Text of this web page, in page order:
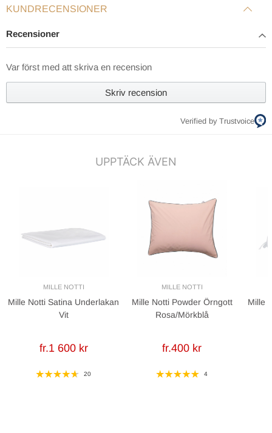
KUNDRECENSIONER
Recensioner
Var först med att skriva en recension
Skriv recension
Verified by Trustvoice
UPPTÄCK ÄVEN
MILLE NOTTI
Mille Notti Satina Underlakan
Vit
fr.1 600 kr
20
MILLE NOTTI
Mille Notti Powder Örngott
Rosa/Mörkblå
fr.400 kr
4
Mille